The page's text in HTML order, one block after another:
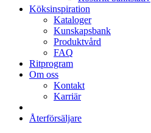
Köksinspiration
Kataloger
Kunskapsbank
Produktvård
FAQ
Ritprogram
Om oss
Kontakt
Karriär
Återförsäljare